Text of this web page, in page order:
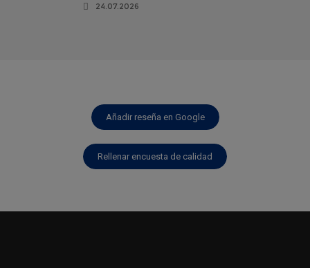
24.07.2026
Añadir reseña en Google
Rellenar encuesta de calidad